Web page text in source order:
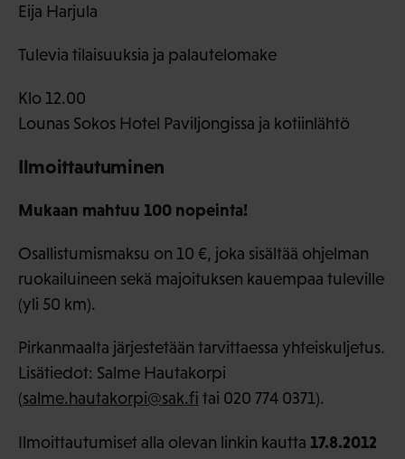
Eija Harjula
Tulevia tilaisuuksia ja palautelomake
Klo 12.00
Lounas Sokos Hotel Paviljongissa ja kotiinlähtö
Ilmoittautuminen
Mukaan mahtuu 100 nopeinta!
Osallistumismaksu on 10 €, joka sisältää ohjelman
ruokailuineen sekä majoituksen kauempaa tuleville
(yli 50 km).
Pirkanmaalta järjestetään tarvittaessa yhteiskuljetus.
Lisätiedot: Salme Hautakorpi
(salme.hautakorpi@sak.fi tai 020 774 0371).
Ilmoittautumiset alla olevan linkin kautta 17.8.2012